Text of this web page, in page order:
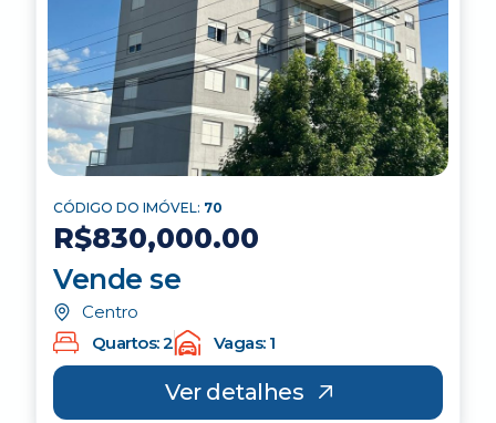
CÓDIGO DO IMÓVEL: 70
R$830,000.00
Vende se
Centro
Quartos: 2
Vagas: 1
Ver detalhes